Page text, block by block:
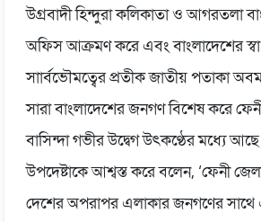
উগ্রবাদী হিন্দুরা কলিকাতা ও আগরতলা
অফিস আক্রমণ করে এবং বাংলাদেশের
সাার্বভৌমত্বের প্রতীক জাতীয় পতাকা
সারা বাংলাদেশের জনগণ বিশেষ করে
বাসিন্দা গভীর উদ্বেগ উৎকণ্ঠের মধ্যে
উপদেষ্টাকে আশ্বস্ত করে বলেন, ‘ফেনী
দেশের অপরাপর এলাকার জনগণের